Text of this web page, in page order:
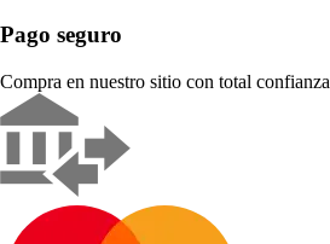
Pago seguro
Compra en nuestro sitio con total confianza